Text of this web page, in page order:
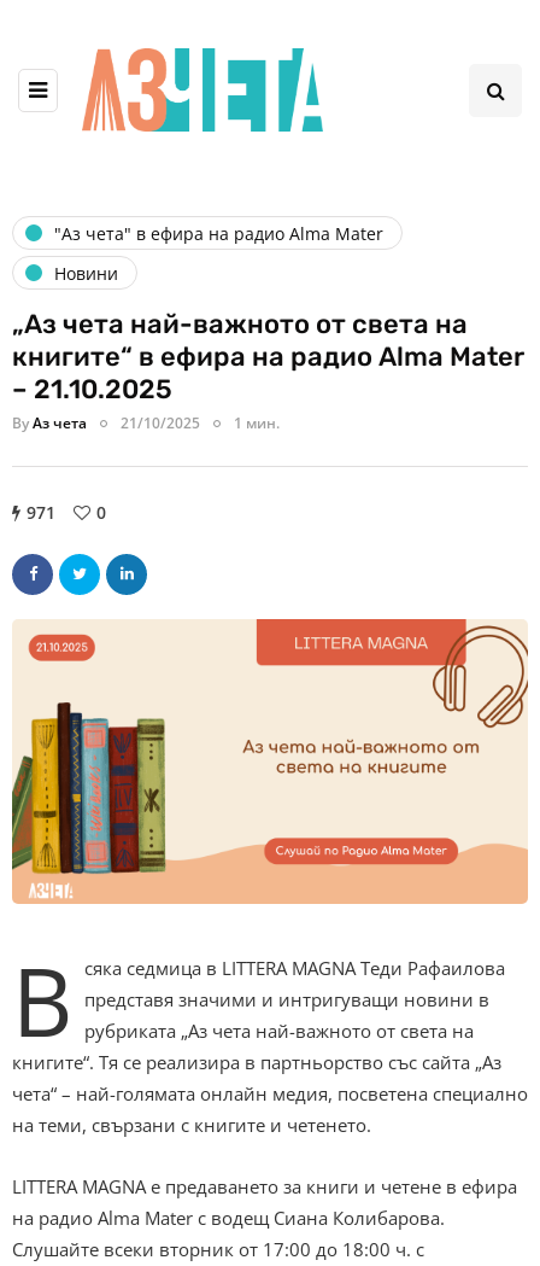
"Аз чета" в ефира на радио Alma Mater
Новини
„Аз чета най-важното от света на
книгите“ в ефира на радио Alma Mater
– 21.10.2025
ByАз чета 21/10/2025 1 мин.
971 0
В
сяка седмица в LITTERA MAGNA Теди Рафаилова
представя значими и интригуващи новини в
рубриката „Аз чета най-важното от света на
книгите“. Тя се реализира в партньорство със сайта „Аз
чета“ – най-голямата онлайн медия, посветена специално
на теми, свързани с книгите и четенето.
LITTERA MAGNA e предаването за книги и четене в ефира
на радио Alma Mater с водещ Сиана Колибарова.
Слушайте всеки вторник от 17:00 до 18:00 ч. с